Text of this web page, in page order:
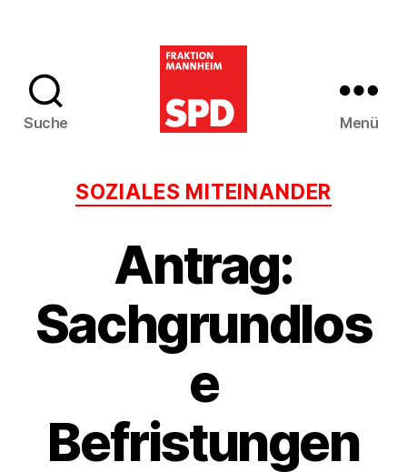
Suche
Mannheim
Menü
Kategorien
SOZIALES MITEINANDER
Antrag:
Sachgrundlos
e
Befristungen